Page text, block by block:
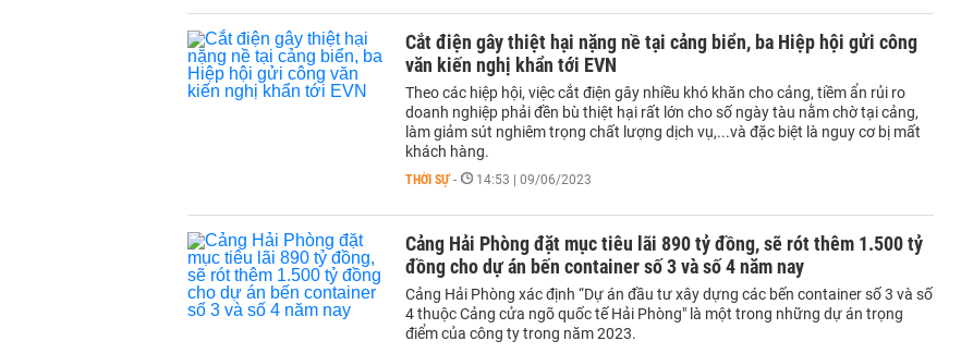
Cắt điện gây thiệt hại nặng nề tại cảng biển, ba Hiệp hội gửi công
văn kiến nghị khẩn tới EVN
Theo các hiệp hội, việc cắt điện gây nhiều khó khăn cho cảng, tiềm ẩn rủi ro
doanh nghiệp phải đền bù thiệt hại rất lớn cho số ngày tàu nằm chờ tại cảng,
làm giảm sút nghiêm trọng chất lượng dịch vụ,...và đặc biệt là nguy cơ bị mất
khách hàng.
THỜI SỰ - 14:53 | 09/06/2023
Cảng Hải Phòng đặt mục tiêu lãi 890 tỷ đồng, sẽ rót thêm 1.500 tỷ
đồng cho dự án bến container số 3 và số 4 năm nay
Cảng Hải Phòng xác định “Dự án đầu tư xây dựng các bến container số 3 và số
4 thuộc Cảng cửa ngõ quốc tế Hải Phòng" là một trong những dự án trọng
điểm của công ty trong năm 2023.